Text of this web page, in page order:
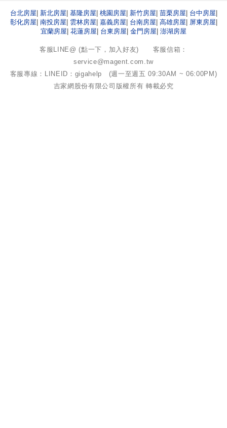
台北房屋 新北房屋 基隆房屋 桃園 房屋 新竹房屋 苗栗房屋 台中房屋
彰化房屋 南投房屋 雲林房屋 嘉義房屋 台南房屋 高雄房屋 屏東房屋
宜蘭房屋 花蓮房屋 台東房屋 金門 房屋 澎湖房屋
客服LINE@ (點一下，加入好友) 客服信箱：
service@magent.com.tw
客服專線：LINEID：gigahelp (週一至週五 09:30AM ~ 06:00PM)
吉家網股份有限公司 版權所有 轉載必究